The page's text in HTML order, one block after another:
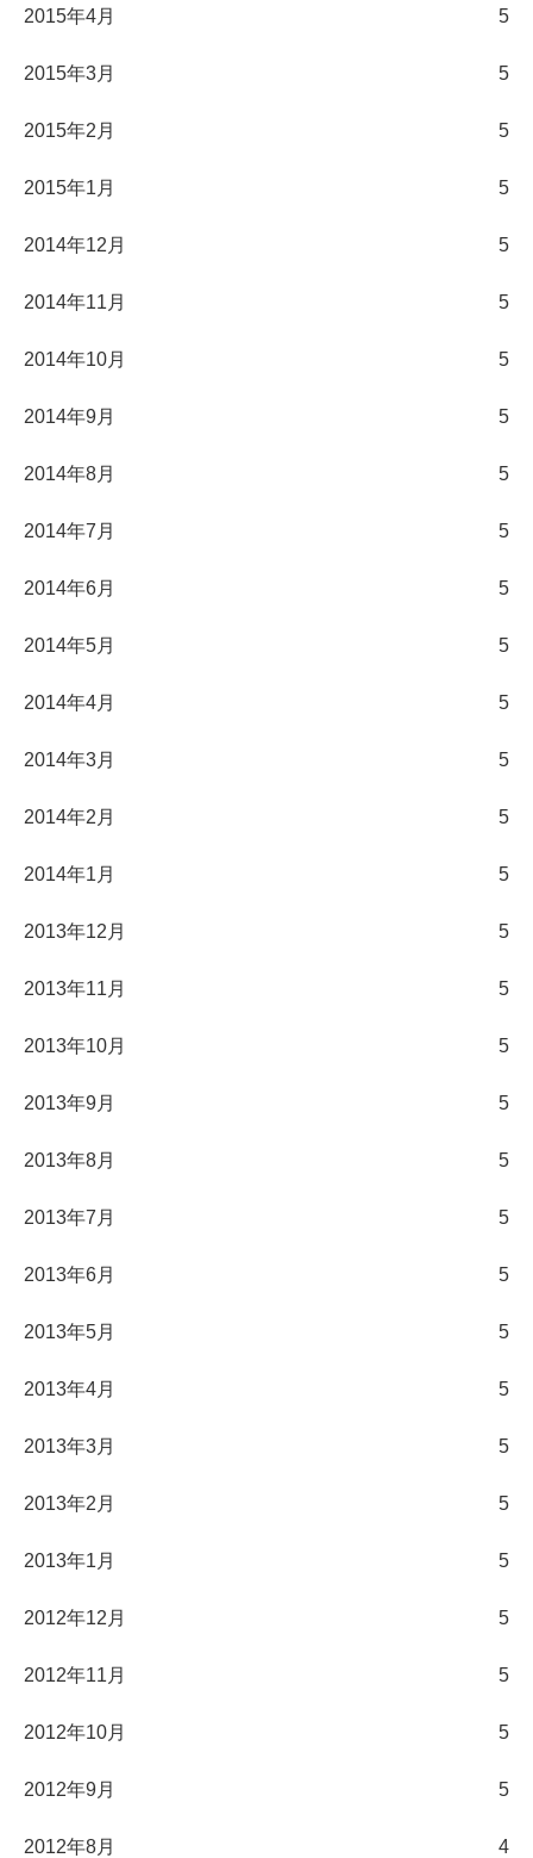
2015年4月 5
2015年3月 5
2015年2月 5
2015年1月 5
2014年12月 5
2014年11月 5
2014年10月 5
2014年9月 5
2014年8月 5
2014年7月 5
2014年6月 5
2014年5月 5
2014年4月 5
2014年3月 5
2014年2月 5
2014年1月 5
2013年12月 5
2013年11月 5
2013年10月 5
2013年9月 5
2013年8月 5
2013年7月 5
2013年6月 5
2013年5月 5
2013年4月 5
2013年3月 5
2013年2月 5
2013年1月 5
2012年12月 5
2012年11月 5
2012年10月 5
2012年9月 5
2012年8月 4